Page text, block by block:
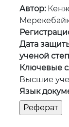
Автор:
Дата
ученой
Ключевые
Высшие
Язык